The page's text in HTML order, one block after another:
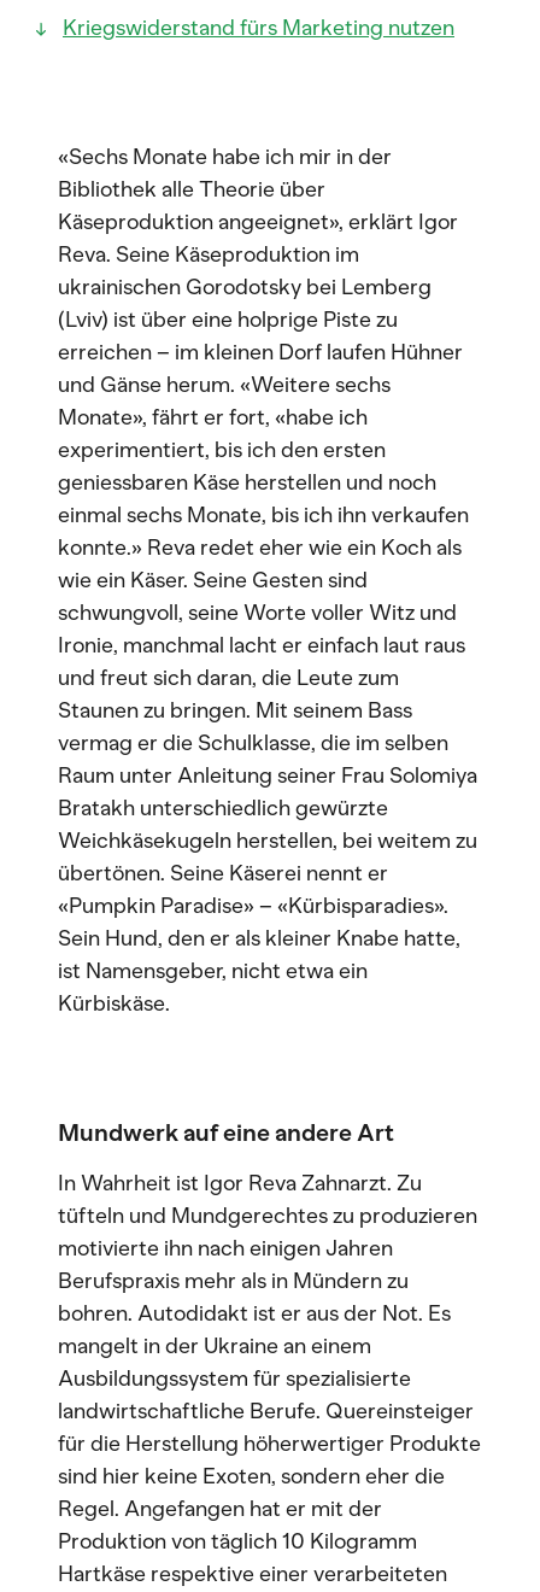
Kriegswiderstand fürs Marketing nutzen
«Sechs Monate habe ich mir in der
Bibliothek alle Theorie über
Käseproduktion angeeignet», erklärt Igor
Reva. Seine Käseproduktion im
ukrainischen Gorodotsky bei Lemberg
(Lviv) ist über eine holprige Piste zu
erreichen – im kleinen Dorf laufen Hühner
und Gänse herum. «Weitere sechs
Monate», fährt er fort, «habe ich
experimentiert, bis ich den ersten
geniessbaren Käse herstellen und noch
einmal sechs Monate, bis ich ihn verkaufen
konnte.» Reva redet eher wie ein Koch als
wie ein Käser. Seine Gesten sind
schwungvoll, seine Worte voller Witz und
Ironie, manchmal lacht er einfach laut raus
und freut sich daran, die Leute zum
Staunen zu bringen. Mit seinem Bass
vermag er die Schulklasse, die im selben
Raum unter Anleitung seiner Frau Solomiya
Bratakh unterschiedlich gewürzte
Weichkäsekugeln herstellen, bei weitem zu
übertönen. Seine Käserei nennt er
«Pumpkin Paradise» – «Kürbisparadies».
Sein Hund, den er als kleiner Knabe hatte,
ist Namensgeber, nicht etwa ein
Kürbiskäse.
Mundwerk auf eine andere Art
In Wahrheit ist Igor Reva Zahnarzt. Zu
tüfteln und Mundgerechtes zu produzieren
motivierte ihn nach einigen Jahren
Berufspraxis mehr als in Mündern zu
bohren. Autodidakt ist er aus der Not. Es
mangelt in der Ukraine an einem
Ausbildungssystem für spezialisierte
landwirtschaftliche Berufe. Quereinsteiger
für die Herstellung höherwertiger Produkte
sind hier keine Exoten, sondern eher die
Regel. Angefangen hat er mit der
Produktion von täglich 10 Kilogramm
Hartkäse respektive einer verarbeiteten